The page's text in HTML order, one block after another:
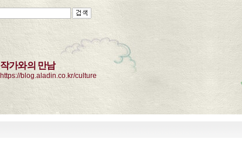
작가와의 만남
https://blog.aladin.co.kr/culture